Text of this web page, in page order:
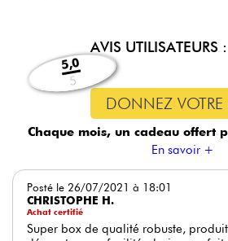
AVIS UTILISATEURS
5,0
5
DONNEZ VOTRE
Chaque mois, un cadeau offert
En savoir +
Posté le 26/07/2021 à 18:01
CHRISTOPHE H.
Achat certifié
Super box de qualité robuste,